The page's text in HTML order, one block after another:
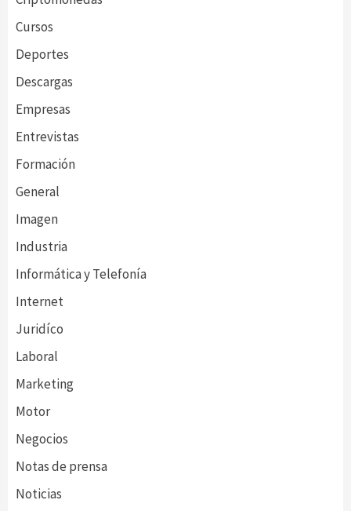
Cursos
Deportes
Descargas
Empresas
Entrevistas
Formación
General
Imagen
Industria
Informática y Telefonía
Internet
Juridíco
Laboral
Marketing
Motor
Negocios
Notas de prensa
Noticias